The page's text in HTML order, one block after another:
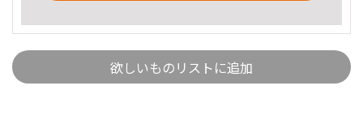
欲しいものリストに追加